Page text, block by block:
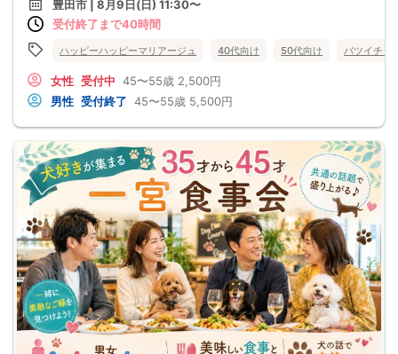
豊田市 | 8月9日(日) 11:30〜
受付終了まで40時間
ハッピーハッピーマリアージュ 40代向け 50代向け バツイチ・
女性 受付中 45〜55歳 2,500円
男性 受付終了 45〜55歳 5,500円